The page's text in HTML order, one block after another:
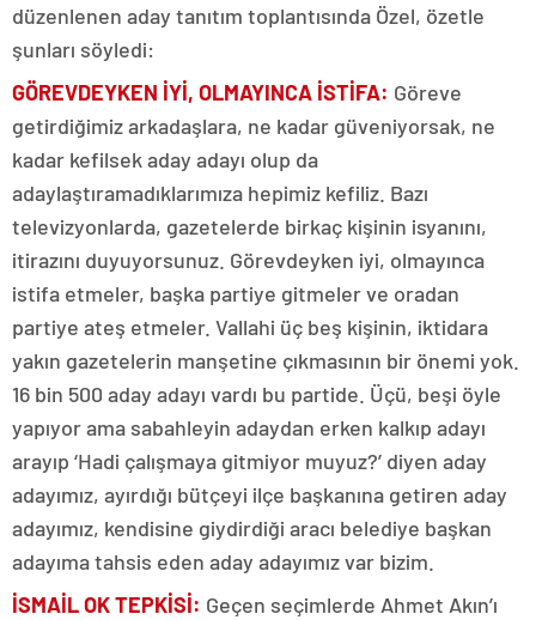
düzenlenen aday tanıtım toplantısında Özel, özetle
şunları söyledi:
GÖREVDEYKEN İYİ, OLMAYINCA İSTİFA: Göreve
getirdiğimiz arkadaşlara, ne kadar güveniyorsak, ne
kadar kefilsek aday adayı olup da
adaylaştıramadıklarımıza hepimiz kefiliz. Bazı
televizyonlarda, gazetelerde birkaç kişinin isyanını,
itirazını duyuyorsunuz. Görevdeyken iyi, olmayınca
istifa etmeler, başka partiye gitmeler ve oradan
partiye ateş etmeler. Vallahi üç beş kişinin, iktidara
yakın gazetelerin manşetine çıkmasının bir önemi yok.
16 bin 500 aday adayı vardı bu partide. Üçü, beşi öyle
yapıyor ama sabahleyin adaydan erken kalkıp adayı
arayıp ‘Hadi çalışmaya gitmiyor muyuz?’ diyen aday
adayımız, ayırdığı bütçeyi ilçe başkanına getiren aday
adayımız, kendisine giydirdiği aracı belediye başkan
adayıma tahsis eden aday adayımız var bizim.
İSMAİL OK TEPKİSİ: Geçen seçimlerde Ahmet Akın’ı